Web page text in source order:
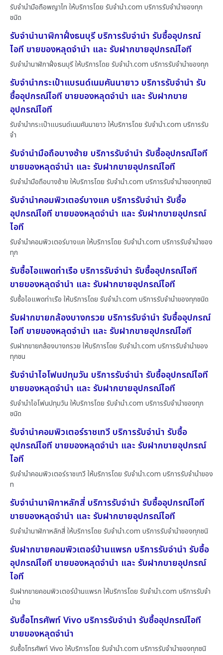
รับจำนำมือถือพญาไท ให้บริการโดย รับจํานํา.com บริการรับจำนำของทุก
ชนิด
รับจำนำนาฬิกาฝั่งธนบุรี บริการรับจำนำ รับซื้ออุปกรณ์
ไอที ขายของหลุดจำนำ และ รับฝากขายอุปกรณ์ไอที
รับจำนำนาฬิกาฝั่งธนบุรี ให้บริการโดย รับจํานํา.com บริการรับจำนำของทุก
รับจำนำกระเป๋าแบรนด์เนมคันนายาว บริการรับจำนำ รับ
ซื้ออุปกรณ์ไอที ขายของหลุดจำนำ และ รับฝากขาย
อุปกรณ์ไอที
รับจำนำกระเป๋าแบรนด์เนมคันนายาว ให้บริการโดย รับจํานํา.com บริการรับ
จำ
รับจำนำมือถือบางซ้าย บริการรับจำนำ รับซื้ออุปกรณ์ไอที
ขายของหลุดจำนำ และ รับฝากขายอุปกรณ์ไอที
รับจำนำมือถือบางซ้าย ให้บริการโดย รับจํานํา.com บริการรับจำนำของทุกชนิ
รับจำนำคอมพิวเตอร์บางแค บริการรับจำนำ รับซื้อ
อุปกรณ์ไอที ขายของหลุดจำนำ และ รับฝากขายอุปกรณ์
ไอที
รับจำนำคอมพิวเตอร์บางแค ให้บริการโดย รับจํานํา.com บริการรับจำนำของ
ทุก
รับซื้อไอแพดท่าเรือ บริการรับจำนำ รับซื้ออุปกรณ์ไอที
ขายของหลุดจำนำ และ รับฝากขายอุปกรณ์ไอที
รับซื้อไอแพดท่าเรือ ให้บริการโดย รับจํานํา.com บริการรับจำนำของทุกชนิด
รับฝากขายกล้องบางกรวย บริการรับจำนำ รับซื้ออุปกรณ์
ไอที ขายของหลุดจำนำ และ รับฝากขายอุปกรณ์ไอที
รับฝากขายกล้องบางกรวย ให้บริการโดย รับจํานํา.com บริการรับจำนำของ
ทุกชน
รับจำนำไอโฟนปทุมวัน บริการรับจำนำ รับซื้ออุปกรณ์ไอที
ขายของหลุดจำนำ และ รับฝากขายอุปกรณ์ไอที
รับจำนำไอโฟนปทุมวัน ให้บริการโดย รับจํานํา.com บริการรับจำนำของทุก
ชนิด
รับจำนำคอมพิวเตอร์ราชเทวี บริการรับจำนำ รับซื้อ
อุปกรณ์ไอที ขายของหลุดจำนำ และ รับฝากขายอุปกรณ์
ไอที
รับจำนำคอมพิวเตอร์ราชเทวี ให้บริการโดย รับจํานํา.com บริการรับจำนำของ
ท
รับจำนำนาฬิกาหลักสี่ บริการรับจำนำ รับซื้ออุปกรณ์ไอที
ขายของหลุดจำนำ และ รับฝากขายอุปกรณ์ไอที
รับจำนำนาฬิกาหลักสี่ ให้บริการโดย รับจํานํา.com บริการรับจำนำของทุกชนิ
รับฝากขายคอมพิวเตอร์บ้านแพรก บริการรับจำนำ รับซื้อ
อุปกรณ์ไอที ขายของหลุดจำนำ และ รับฝากขายอุปกรณ์
ไอที
รับฝากขายคอมพิวเตอร์บ้านแพรก ให้บริการโดย รับจํานํา.com บริการรับจำ
นำข
รับซื้อโทรศัพท์ Vivo บริการรับจำนำ รับซื้ออุปกรณ์ไอที
ขายของหลุดจำนำ
รับซื้อโทรศัพท์ Vivo ให้บริการโดย รับจํานํา.com บริการรับจำนำของทุกชนิ